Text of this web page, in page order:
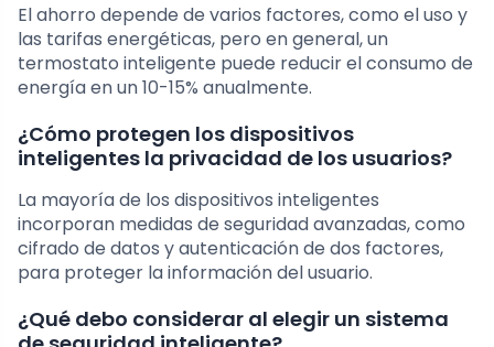
El ahorro depende de varios factores, como el uso y
las tarifas energéticas, pero en general, un
termostato inteligente puede reducir el consumo de
energía en un 10-15% anualmente.
¿Cómo protegen los dispositivos
inteligentes la privacidad de los usuarios?
La mayoría de los dispositivos inteligentes
incorporan medidas de seguridad avanzadas, como
cifrado de datos y autenticación de dos factores,
para proteger la información del usuario.
¿Qué debo considerar al elegir un sistema